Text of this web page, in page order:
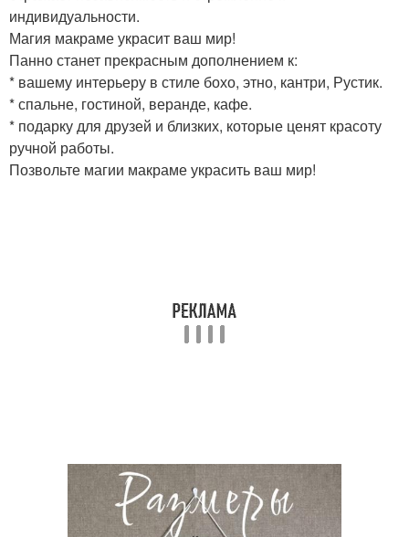
индивидуальности.
Магия макраме украсит ваш мир!
Панно станет прекрасным дополнением к:
* вашему интерьеру в стиле бохо, этно, кантри, Рустик.
* спальне, гостиной, веранде, кафе.
* подарку для друзей и близких, которые ценят красоту
ручной работы.
Позвольте магии макраме украсить ваш мир!